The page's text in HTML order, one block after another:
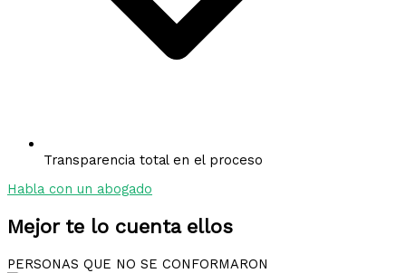
Transparencia total en el proceso
Habla con un abogado
Mejor te lo cuenta ellos
PERSONAS QUE NO SE CONFORMARON